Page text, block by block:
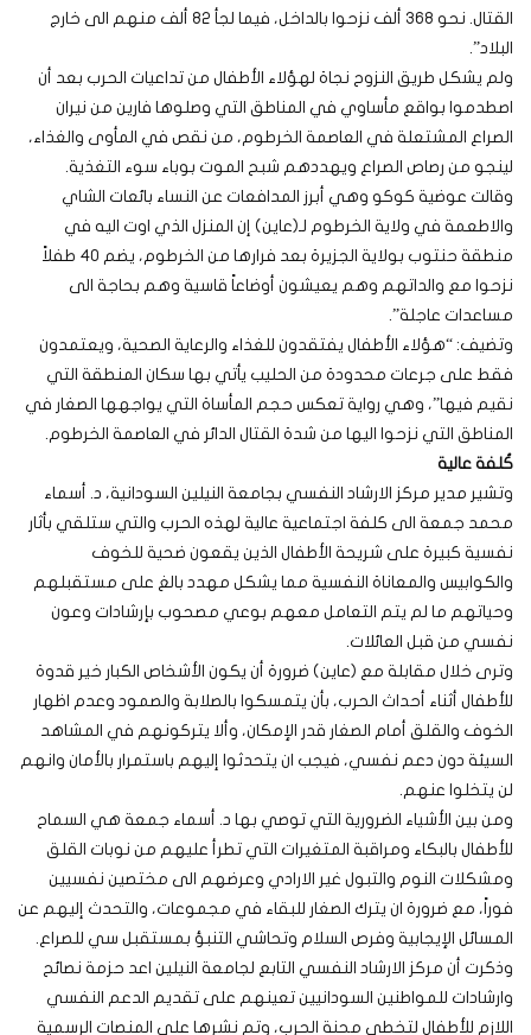
القتال. نحو 368 ألف نزحوا بالداخل، فيما لجأ 82 ألف منهم الى خارج
البلاد”.
ولم يشكل طريق النزوح نجاة لهؤلاء الأطفال من تداعيات الحرب بعد أن
اصطدموا بواقع مأساوي في المناطق التي وصلوها فارين من نيران
الصراع المشتعلة في العاصمة الخرطوم، من نقص في المأوى والغذاء،
لينجو من رصاص الصراع ويهددهم شبح الموت بوباء سوء التغذية.
وقالت عوضية كوكو وهي أبرز المدافعات عن النساء بائعات الشاي
والاطعمة في ولاية الخرطوم لـ(عاين) إن المنزل الذي اوت اليه في
منطقة حنتوب بولاية الجزيرة بعد فرارها من الخرطوم، يضم 40 طفلاً
نزحوا مع والداتهم وهم يعيشون أوضاعاً قاسية وهم بحاجة الى
مساعدات عاجلة”.
وتضيف: “هؤلاء الأطفال يفتقدون للغذاء والرعاية الصحية، ويعتمدون
فقط على جرعات محدودة من الحليب يأتي بها سكان المنطقة التي
نقيم فيها”، وهي رواية تعكس حجم المأساة التي يواجهها الصغار في
المناطق التي نزحوا اليها من شدة القتال الدائر في العاصمة الخرطوم.
كُلفة عالية
وتشير مدير مركز الارشاد النفسي بجامعة النيلين السودانية، د. أسماء
محمد جمعة الى كلفة اجتماعية عالية لهذه الحرب والتي ستلقي بأثار
نفسية كبيرة على شريحة الأطفال الذين يقعون ضحية للخوف
والكوابيس والمعاناة النفسية مما يشكل مهدد بالغ على مستقبلهم
وحياتهم ما لم يتم التعامل معهم بوعي مصحوب بإرشادات وعون
نفسي من قبل العائلات.
وترى خلال مقابلة مع (عاين) ضرورة أن يكون الأشخاص الكبار خير قدوة
للأطفال أثناء أحداث الحرب، بأن يتمسكوا بالصلابة والصمود وعدم اظهار
الخوف والقلق أمام الصغار قدر الإمكان، وألا يتركونهم في المشاهد
السيئة دون دعم نفسي، فيجب ان يتحدثوا إليهم باستمرار بالأمان وانهم
لن يتخلوا عنهم.
ومن بين الأشياء الضرورية التي توصي بها د. أسماء جمعة هي السماح
للأطفال بالبكاء ومراقبة المتغيرات التي تطرأ عليهم من نوبات القلق
ومشكلات النوم والتبول غير الارادي وعرضهم الى مختصين نفسيين
فوراً، مع ضرورة ان يترك الصغار للبقاء في مجموعات، والتحدث إليهم عن
المسائل الإيجابية وفرص السلام وتحاشي التنبؤ بمستقبل سي للصراع.
وذكرت أن مركز الارشاد النفسي التابع لجامعة النيلين اعد حزمة نصائح
وارشادات للمواطنين السودانيين تعينهم على تقديم الدعم النفسي
اللازم للأطفال لتخطي محنة الحرب، وتم نشرها على المنصات الرسمية